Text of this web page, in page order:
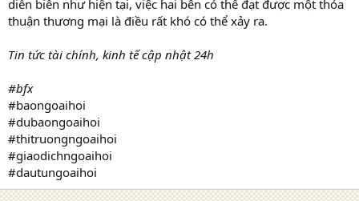
diễn biễn như hiện tại, việc hai bên có thể đạt được một thỏa
thuận thương mại là điều rất khó có thể xảy ra.
Tin tức tài chính, kinh tế cập nhật 24h
#bfx
#baongoaihoi
#dubaongoaihoi
#thitruongngoaihoi
#giaodichngoaihoi
#dautungoaihoi